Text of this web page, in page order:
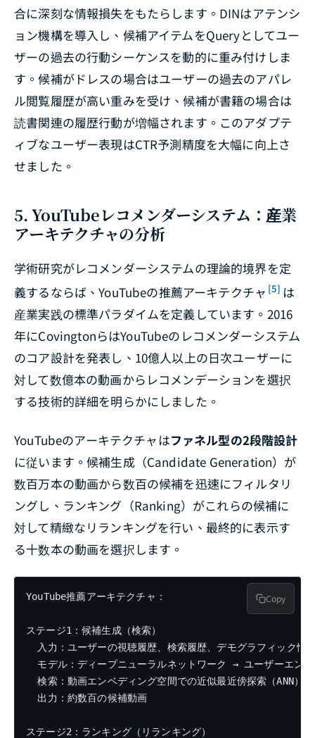
合に深刻な情報損失をもたらします。DINはアテンシ
ョン機構を導入し、候補アイテムをQueryとしてユー
ザーの過去の行動シーケンスを動的に重み付けしま
す。候補がドレスの場合はユーザーの過去のアパレ
ル閲覧履歴が高い重みを受け、候補が書籍の場合は
読書関連の履歴行動が増幅されます。このアダプテ
ィブなユーザー表現はCTR予測精度を大幅に向上さ
せました。
5. YouTubeレコメンダーシステム：産業
アーキテクチャの分析
学術研究がレコメンダーシステムの理論的境界を定
義するならば、YouTubeの推薦アーキテクチャ [5] は
産業実践の標準パラダイムを定義しています。2016
年にCovingtonらはYouTubeのレコメンダーシステム
のコア設計を発表し、10億人以上の日次ユーザーに
対して数億本の動画からレコメンデーションを選択
する技術的詳細を明らかにしました。
YouTubeのアーキテクチャはファネル型の2段階設計
に従います。候補生成（Candidate Generation）が
数百万本の動画から数百の候補を迅速にフィルタリ
ングし、ランキング（Ranking）がこれらの候補に
対して精緻なリランキングを行い、最終的に表示す
る十数本の動画を選択します。
YouTube推薦アーキテクチャ：
ステージ1：候補生成（検索）
入力：ユーザーの視聴履歴、検索履歴、デモグラフィック情
モデル：ディープニューラルネットワーク → ユーザーエン
  検索：動画エンベディング空間での近似最近傍探索（ANN）
  出力：約数百の候補動画
ステージ2：ランキング（リランキング）
Copy